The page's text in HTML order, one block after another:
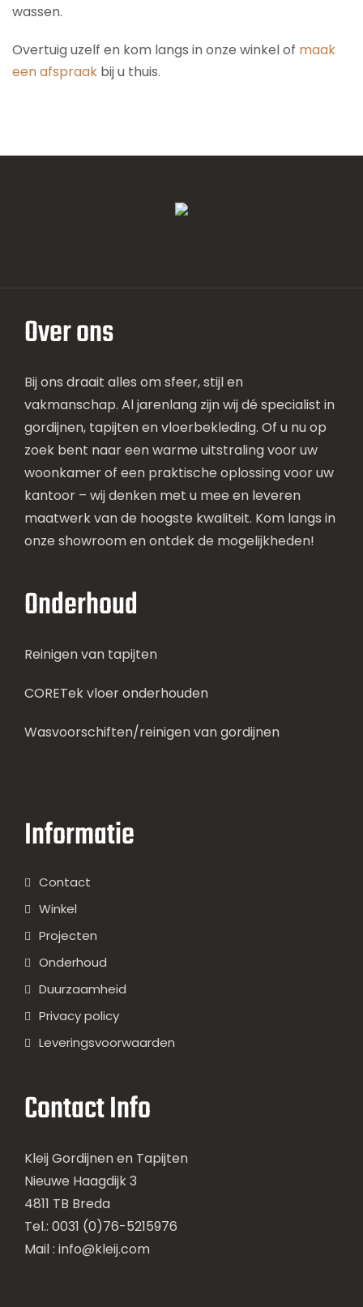
wassen.
Overtuig uzelf en kom langs in onze winkel of maak
een afspraak bij u thuis.
Over ons
Bij ons draait alles om sfeer, stijl en
vakmanschap. Al jarenlang zijn wij dé specialist in
gordijnen, tapijten en vloerbekleding. Of u nu op
zoek bent naar een warme uitstraling voor uw
woonkamer of een praktische oplossing voor uw
kantoor – wij denken met u mee en leveren
maatwerk van de hoogste kwaliteit. Kom langs in
onze showroom en ontdek de mogelijkheden!
Onderhoud
Reinigen van tapijten
CORETek vloer onderhouden
Wasvoorschiften/reinigen van gordijnen
Informatie
Contact
Winkel
Projecten
Onderhoud
Duurzaamheid
Privacy policy
Leveringsvoorwaarden
Contact Info
Kleij Gordijnen en Tapijten
Nieuwe Haagdijk 3
4811 TB Breda
Tel.: 0031 (0)76-5215976
Mail : info@kleij.com